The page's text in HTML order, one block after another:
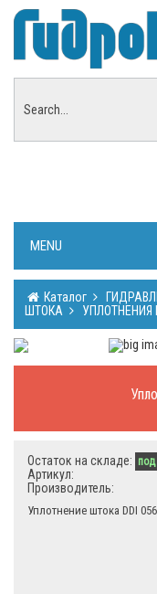
MENU
Каталог
ШТОКА
УПЛОТНЕНИЯ
Остаток на складе:
Артикул:
Производитель:
Уплотнение штока DDI 056